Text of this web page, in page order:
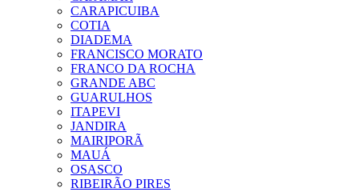
CARAPICUIBA
COTIA
DIADEMA
FRANCISCO MORATO
FRANCO DA ROCHA
GRANDE ABC
GUARULHOS
ITAPEVI
JANDIRA
MAIRIPORÃ
MAUÁ
OSASCO
RIBEIRÃO PIRES